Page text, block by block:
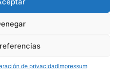
de privacidadImpressum
reservados